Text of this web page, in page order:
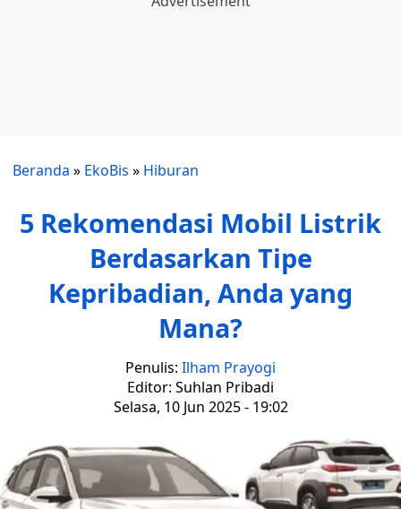
Beranda » EkoBis » Hiburan
5 Rekomendasi Mobil Listrik
Berdasarkan Tipe
Kepribadian, Anda yang
Mana?
Penulis: Ilham Prayogi
Editor: Suhlan Pribadi
Selasa, 10 Jun 2025 - 19:02